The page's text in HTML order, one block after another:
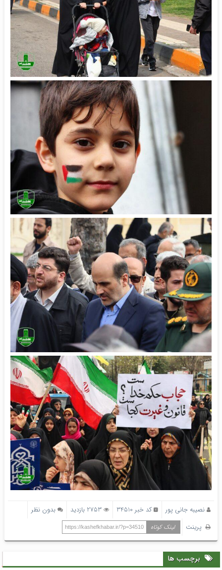
نصیبه جانی پور کد خبر 34510 2753 بازدید
بدون نظر
پرینت
لینک کوتاه https://kashefkhabar.ir/?p=34510
برچسب ها